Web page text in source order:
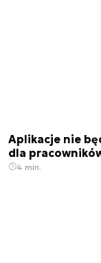
Aplikacje nie
dla
4 min.